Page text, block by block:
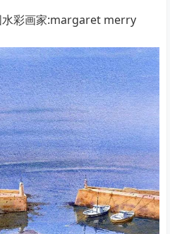
彩画家:margaret merry